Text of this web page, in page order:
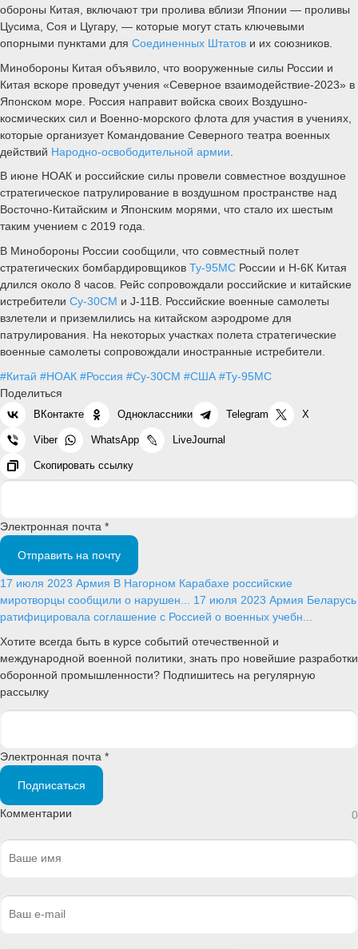
обороны Китая, включают три пролива вблизи Японии — проливы
Цусима, Соя и Цугару, — которые могут стать ключевыми
опорными пунктами для Соединенных Штатов и их союзников.
Минобороны Китая объявило, что вооруженные силы России и
Китая вскоре проведут учения «Северное взаимодействие-2023» в
Японском море. Россия направит войска своих Воздушно-
космических сил и Военно-морского флота для участия в учениях,
которые организует Командование Северного театра военных
действий Народно-освободительной армии
В июне НОАК и российские силы провели совместное воздушное
стратегическое патрулирование в воздушном пространстве над
Восточно-Китайским и Японским морями, что стало их шестым
таким учением с 2019 года.
В Минобороны России сообщили, что совместный полет
стратегических бомбардировщиков Ту-95МС России и Н-6К Китая
длился около 8 часов. Рейс сопровождали российские и китайские
истребители Су-30СМ и J-11B. Российские военные самолеты
взлетели и приземлились на китайском аэродроме для
патрулирования. На некоторых участках полета стратегические
военные самолеты сопровождали иностранные истребители.
#Китай #НОАК #Россия #Су-30СМ #США #Ту-95МС
Поделиться
ВКонтакте Одноклассники Telegram X
Viber WhatsApp LiveJournal
Скопировать ссылку
Электронная почта *
Отправить на почту
17 июля 2023 Армия В Нагорном Карабахе российские
миротворцы сообщили о нарушен... 17 июля 2023 Армия Беларусь
ратифицировала соглашение с Россией о военных учебн...
Хотите всегда быть в курсе событий отечественной и
международной военной политики, знать про новейшие разработки
оборонной промышленности? Подпишитесь на регулярную
рассылку
Электронная почта *
Подписаться
Комментарии 0